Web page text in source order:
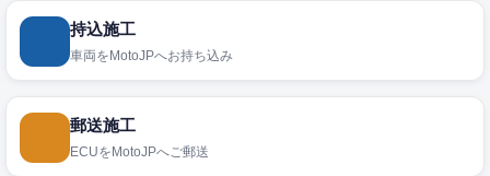
持込施工
車両をMotoJPへお持ち込み
郵送施工
ECUをMotoJPへご郵送